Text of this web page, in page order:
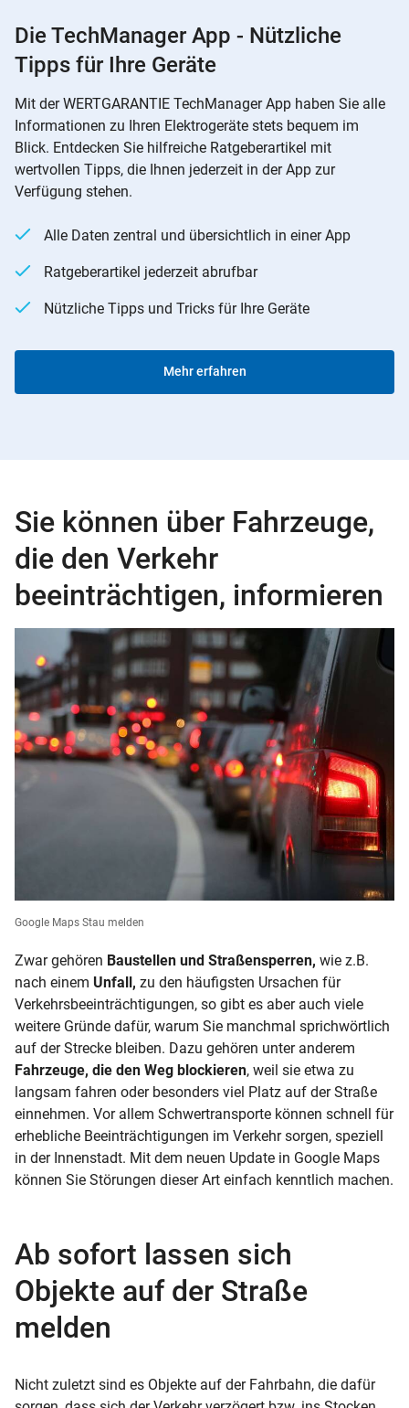
Die TechManager App - Nützliche
Tipps für Ihre Geräte
Mit der WERTGARANTIE TechManager App haben Sie alle
Informationen zu Ihren Elektrogeräte stets bequem im
Blick. Entdecken Sie hilfreiche Ratgeberartikel mit
wertvollen Tipps, die Ihnen jederzeit in der App zur
Verfügung stehen.
Alle Daten zentral und übersichtlich in einer App
Ratgeberartikel jederzeit abrufbar
Nützliche Tipps und Tricks für Ihre Geräte
Mehr erfahren
Sie können über Fahrzeuge,
die den Verkehr
beeinträchtigen, informieren
Google Maps Stau melden
Zwar gehören Baustellen und Straßensperren, wie z.B.
nach einem Unfall, zu den häufigsten Ursachen für
Verkehrsbeeinträchtigungen, so gibt es aber auch viele
weitere Gründe dafür, warum Sie manchmal sprichwörtlich
auf der Strecke bleiben. Dazu gehören unter anderem
Fahrzeuge, die den Weg blockieren, weil sie etwa zu
langsam fahren oder besonders viel Platz auf der Straße
einnehmen. Vor allem Schwertransporte können schnell für
erhebliche Beeinträchtigungen im Verkehr sorgen, speziell
in der Innenstadt. Mit dem neuen Update in Google Maps
können Sie Störungen dieser Art einfach kenntlich machen.
Ab sofort lassen sich
Objekte auf der Straße
melden
Nicht zuletzt sind es Objekte auf der Fahrbahn, die dafür